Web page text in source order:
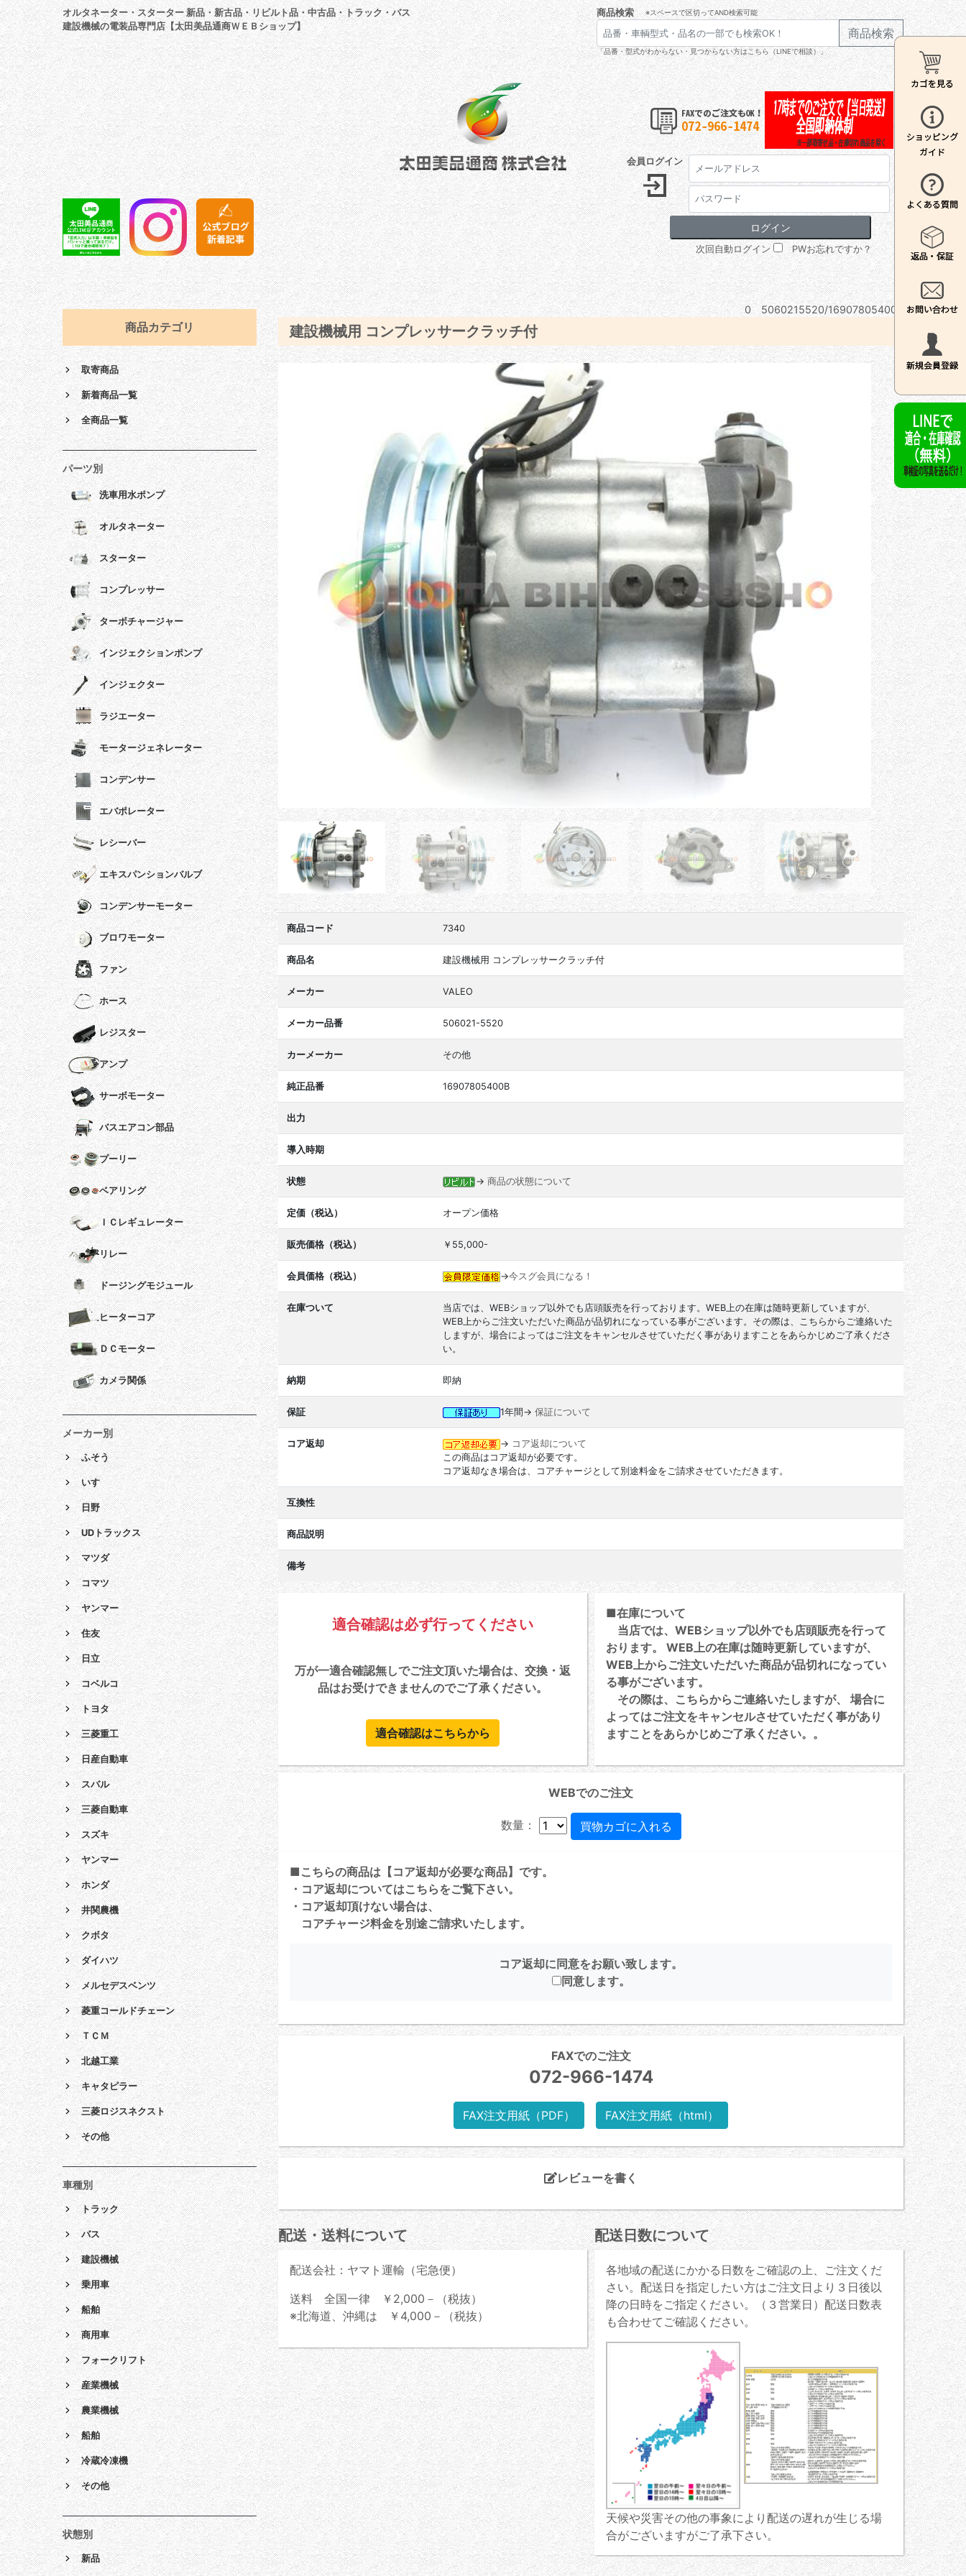
オルタネーター・スターター 新品・新古品・リビルト品・中古品・トラック・バス
建設機械の電装品専門店【太田美品通商ＷＥＢショップ】
商品検索 ※スペースで区切ってAND検索可能
商品検索
「品番・型式がわからない・見つからない方はこちら（LINEで相談）」
会員ログイン
次回自動ログイン PWお忘れですか？
0 5060215520/16907805400B
建設機械用 コンプレッサークラッチ付
商品コード 7340
商品名 建設機械用 コンプレッサークラッチ付
メーカー VALEO
メーカー品番 506021-5520
カーメーカー その他
純正品番 16907805400B
出力
導入時期
状態 → 商品の状態について
定価（税込） オープン価格
販売価格（税込） ￥55,000-
会員価格（税込） →今スグ会員になる！
在庫ついて
当店では、WEBショップ以外でも店頭販売を行っております。WEB上の在庫は随時更新していますが、
WEB上からご注文いただいた商品が品切れになっている事がございます。その際は、こちらからご連絡いた
しますが、場合によってはご注文をキャンセルさせていただく事がありますことをあらかじめご了承くださ
い。
納期 即納
保証 1年間→ 保証について
コア返却 → コア返却について
この商品はコア返却が必要です。
コア返却なき場合は、コアチャージとして別途料金をご請求させていただきます。
互換性
商品説明
備考
適合確認は必ず行ってください
万が一適合確認無しでご注文頂いた場合は、交換・返
品はお受けできませんのでご了承ください。
適合確認はこちらから
■在庫について
当店では、WEBショップ以外でも店頭販売を行って
おります。 WEB上の在庫は随時更新していますが、
WEB上からご注文いただいた商品が品切れになってい
る事がございます。
その際は、こちらからご連絡いたしますが、 場合に
よってはご注文をキャンセルさせていただく事があり
ますことをあらかじめご了承ください。。
WEBでのご注文
数量：
■こちらの商品は【コア返却が必要な商品】です。
・コア返却についてはこちらをご覧下さい。
・コア返却頂けない場合は、
コアチャージ料金を別途ご請求いたします。
コア返却に同意をお願い致します。
同意します。
FAXでのご注文
072-966-1474
FAX注文用紙（PDF） FAX注文用紙（html）
レビューを書く
配送・送料について
配送会社：ヤマト運輸（宅急便）
送料 全国一律 ￥2,000－（税抜）
※北海道、沖縄は ￥4,000－（税抜）
配送日数について
各地域の配送にかかる日数をご確認の上、ご注文くだ
さい。配送日を指定したい方はご注文日より３日後以
降の日時をご指定ください。（３営業日）配送日数表
も合わせてご確認ください。
天候や災害その他の事象により配送の遅れが生じる場
合がございますがご了承下さい。
商品カテゴリ
取寄商品
新着商品一覧
全商品一覧
パーツ別
洗車用水ポンプ
オルタネーター
スターター
コンプレッサー
ターボチャージャー
インジェクションポンプ
インジェクター
ラジエーター
モータージェネレーター
コンデンサー
エバポレーター
レシーバー
エキスパンションバルブ
コンデンサーモーター
ブロワモーター
ファン
ホース
レジスター
アンプ
サーボモーター
バスエアコン部品
プーリー
ベアリング
ＩＣレギュレーター
リレー
ドージングモジュール
ヒーターコア
ＤＣモーター
カメラ関係
メーカー別
ふそう
いすゞ
日野
UDトラックス
マツダ
コマツ
ヤンマー
住友
日立
コベルコ
トヨタ
三菱重工
日産自動車
スバル
三菱自動車
スズキ
ヤンマー
ホンダ
井関農機
クボタ
ダイハツ
メルセデスベンツ
菱重コールドチェーン
ＴＣＭ
北越工業
キャタピラー
三菱ロジスネクスト
その他
車種別
トラック
バス
建設機械
乗用車
船舶
商用車
フォークリフト
産業機械
農業機械
船舶
冷蔵冷凍機
その他
状態別
新品